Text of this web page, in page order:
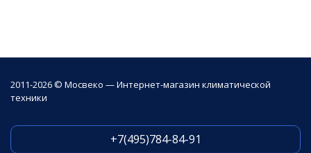
2011-2026 © Мосвеко — Интернет-магазин климатической
техники
+7(495)784-84-91